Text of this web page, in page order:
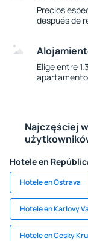
Precios
después de
Elige entre
Najczęściej
Hotele en
Hotele en Ostrava
Hotele en Karlovy
Hotele en Cesky